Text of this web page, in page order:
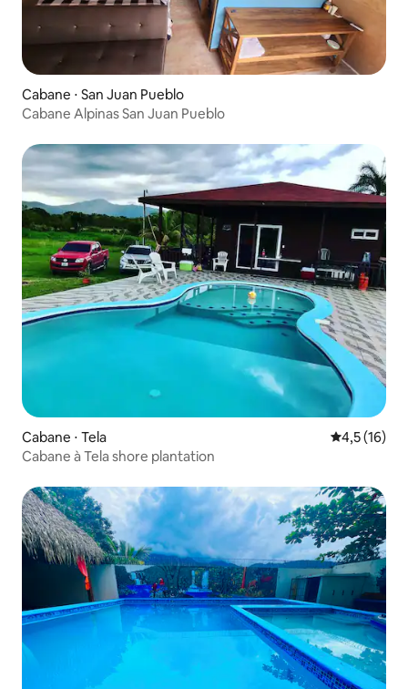
Cabane ⋅ San Juan Pueblo
Cabane Alpinas San Juan Pueblo
Cabane ⋅ Tela Évaluation
4,5 (16)
Cabane à Tela shore plantation